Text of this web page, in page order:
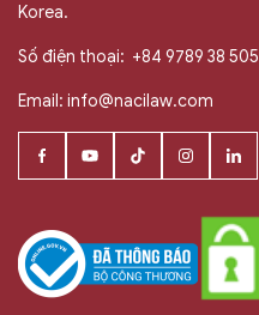
Korea.
Số điện thoại: +84 9789 38 505
Email: info@nacilaw.com